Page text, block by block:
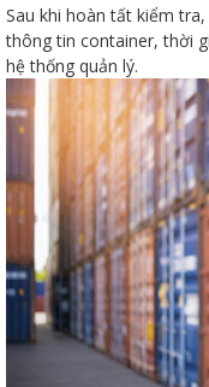
Sau khi hoàn tất kiểm tra,
thông tin container, thời
hệ thống quản lý.